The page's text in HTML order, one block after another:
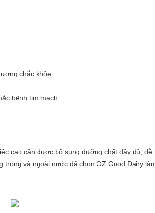
chắc khỏe.
bệnh tim mạch.
cao cần được bổ sung dưỡng chất đầy đủ,
và ngoài nước đã chọn OZ Good Dairy